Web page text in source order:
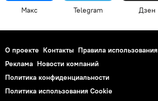
Макс Telegram Дзен
О проекте Контакты Правила использования
Реклама Новости компаний
Политика конфиденциальности
Политика использования Cookie